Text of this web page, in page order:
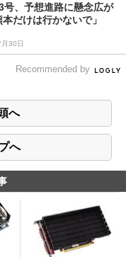
号、予想進路に懸念広が
だけは行かないで」
30日
Recommended by
へ
へ